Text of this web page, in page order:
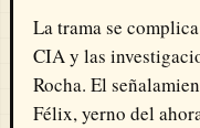
La trama se
CIA y las
Rocha. El
Félix, yerno del